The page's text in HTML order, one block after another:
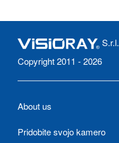
S.r.l.
Copyright 2011 - 2026
About us
Pridobite svojo kamero